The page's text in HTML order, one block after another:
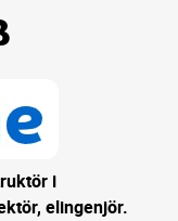
i
elingenjör.